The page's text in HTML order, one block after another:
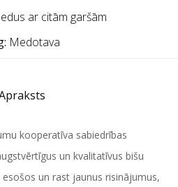
ar citām garšām
Medotava
kooperatīva sabiedrības
un kvalitatīvus bišu
un rast jaunus risinājumus,